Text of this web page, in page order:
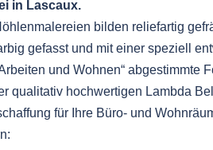
in Lascaux.
bilden reliefartig
gefasst und mit einer speziell
und Wohnen“ abgestimmte
qualitativ hochwertigen Lambda
für Ihre Büro- und